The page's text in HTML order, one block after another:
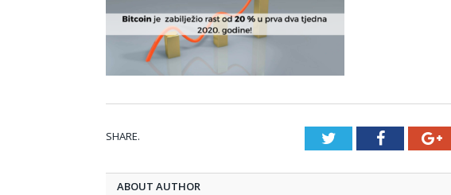
SHARE. TwitterFacebook
ABOUT AUTHOR